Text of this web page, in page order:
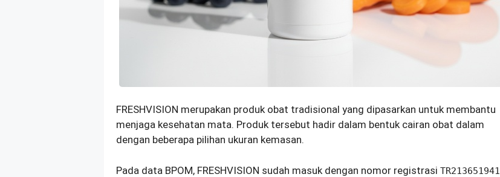
FRESHVISION merupakan produk obat tradisional yang dipasarkan untuk membantu
menjaga kesehatan mata. Produk tersebut hadir dalam bentuk cairan obat dalam
dengan beberapa pilihan ukuran kemasan.
Pada data BPOM, FRESHVISION sudah masuk dengan nomor registrasi TR213651941